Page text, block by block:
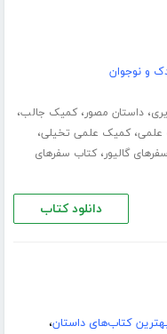
و نوجوان
،داستان مصور،کمیک جالب،
،کمیک علمی تخیلی،
گالیور،کتاب سفرهای
دانلود کتاب
بهترین کتاب‌های داستان،